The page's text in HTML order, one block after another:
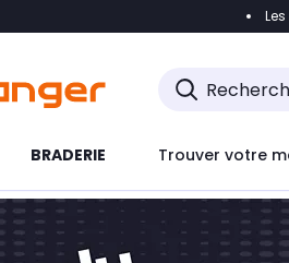
Accéder
chatbot
BRADERIE Trouver votre